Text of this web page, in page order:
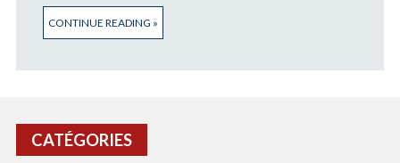
CONTINUE READING »
CATÉGORIES